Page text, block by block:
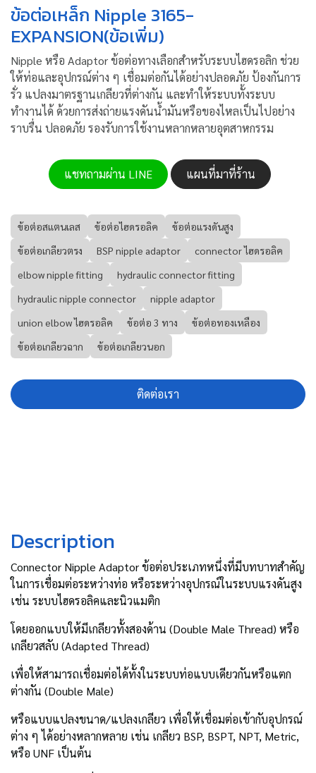
ข้อต่อเหล็ก Nipple 3165-
EXPANSION(ข้อเพิ่ม)
Nipple หรือ Adaptor ข้อต่อทางเลือกสำหรับระบบไฮดรอลิก ช่วย
ให้ท่อและอุปกรณ์ต่าง ๆ เชื่อมต่อกันได้อย่างปลอดภัย ป้องกันการ
รั่ว แปลงมาตรฐานเกลียวที่ต่างกัน และทำให้ระบบทั้งระบบ
ทำงานได้ ด้วยการส่งถ่ายแรงดันน้ำมันหรือของไหลเป็นไปอย่าง
ราบรื่น ปลอดภัย รองรับการใช้งานหลากหลายอุตสาหกรรม
แชทถามผ่าน LINE แผนที่มาที่ร้าน
ข้อต่อสแตนเลส ข้อต่อไฮดรอลิค
ข้อต่อแรงดันสูง
ข้อต่อเกลียวตรง
BSP nipple adaptor
connector ไฮดรอลิค
elbow nipple fitting
hydraulic connector fitting
hydraulic nipple connector
nipple adaptor
union elbow ไฮดรอลิค
ข้อต่อ 3 ทาง
ข้อต่อทองเหลือง
ข้อต่อเกลียวฉาก
ข้อต่อเกลียวนอก
ติดต่อเรา
Description
Connector Nipple Adaptor ข้อต่อประเภทหนึ่งที่มีบทบาทสำคัญ
ในการเชื่อมต่อระหว่างท่อ หรือระหว่างอุปกรณ์ในระบบแรงดันสูง
เช่น ระบบไฮดรอลิคและนิวแมติก
โดยออกแบบให้มีเกลียวทั้งสองด้าน (Double Male Thread) หรือ
เกลียวสลับ (Adapted Thread)
เพื่อให้สามารถเชื่อมต่อได้ทั้งในระบบท่อแบบเดียวกันหรือแตก
ต่างกัน (Double Male)
หรือแบบแปลงขนาด/แปลงเกลียว เพื่อให้เชื่อมต่อเข้ากับอุปกรณ์
ต่าง ๆ ได้อย่างหลากหลาย เช่น เกลียว BSP, BSPT, NPT, Metric,
หรือ UNF เป็นต้น